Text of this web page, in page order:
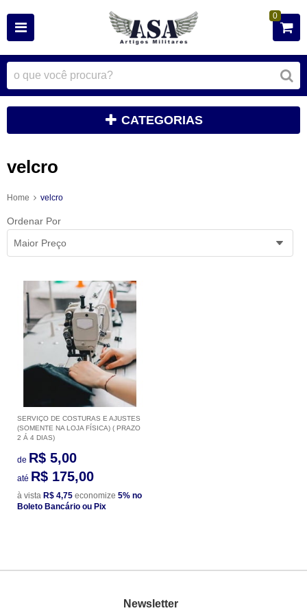
0
CATEGORIAS
velcro
Home velcro
Ordenar Por
Maior Preço
SERVIÇO DE COSTURAS E AJUSTES
(SOMENTE NA LOJA FÍSICA) ( PRAZO
2 Á 4 DIAS)
de R$ 5,00
até R$ 175,00
à vista R$ 4,75 economize 5% no
Boleto Bancário ou Pix
Newsletter